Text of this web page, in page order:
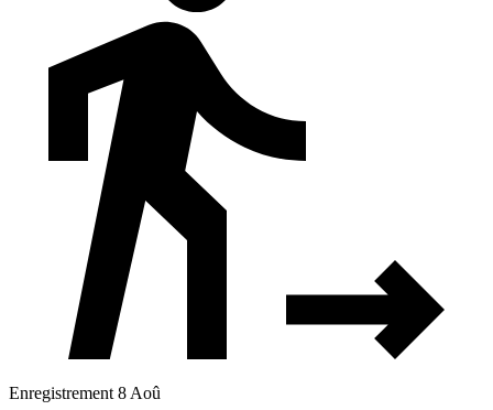
Enregistrement 8 Aoû